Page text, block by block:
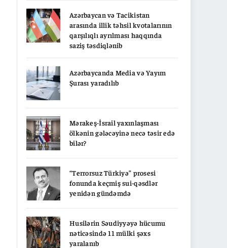
Azərbaycan və Tacikistan
arasında illik təhsil kvotalarının
qarşılıqlı ayrılması haqqında
saziş təsdiqlənib
Azərbaycanda Media və Yayım
Şurası yaradılıb
Mərakeş-İsrail yaxınlaşması
ölkənin gələcəyinə necə təsir edə
bilər?
“Terrorsuz Türkiyə” prosesi
fonunda keçmiş sui-qəsdlər
yenidən gündəmdə
Husilərin Səudiyyəyə hücumu
nəticəsində 11 mülki şəxs
yaralanıb